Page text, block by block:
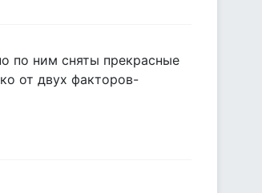
по ним сняты прекрасные
от двух факторов-